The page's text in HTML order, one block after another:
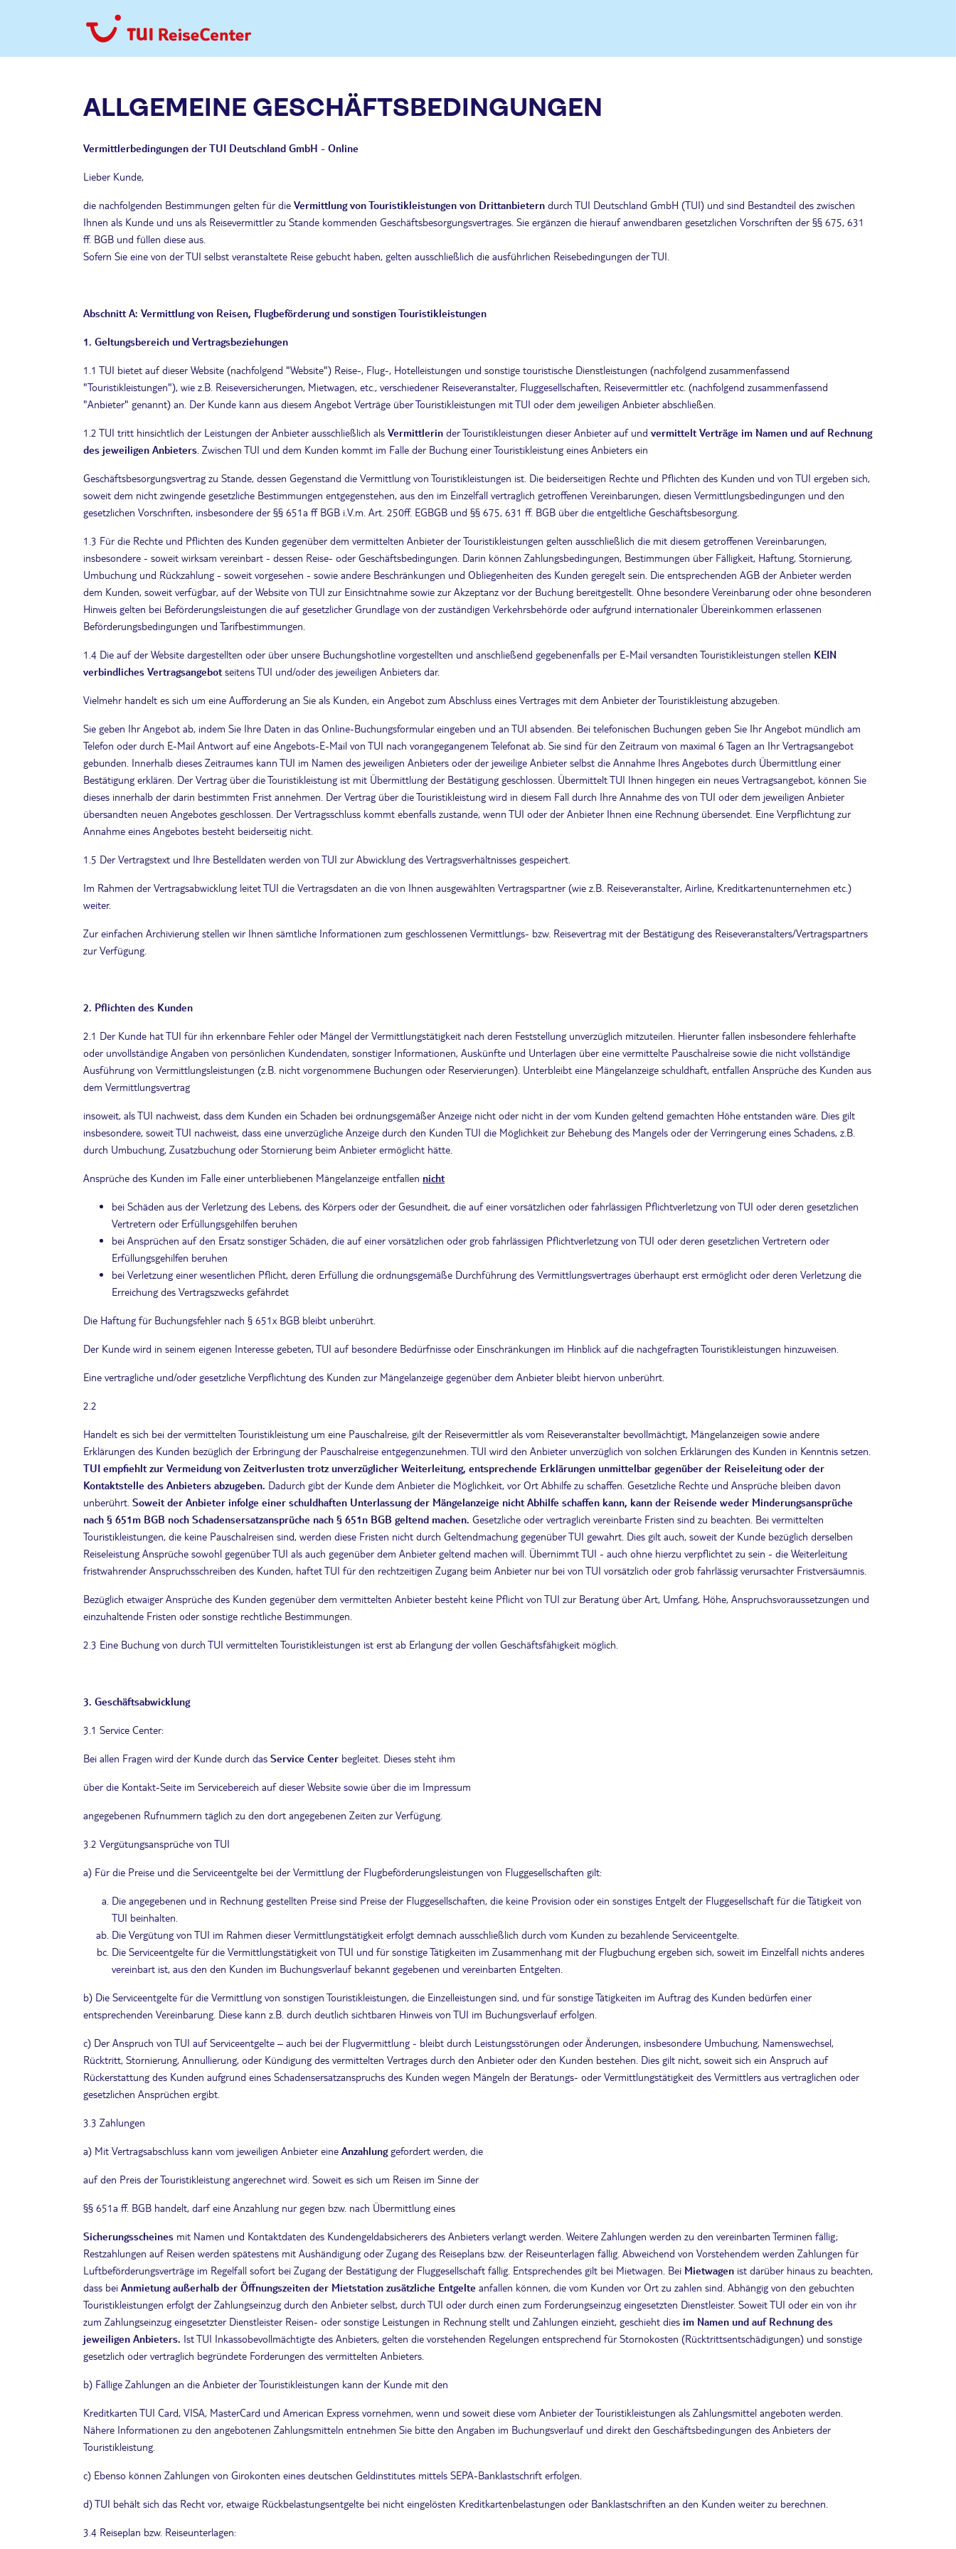
ALLGEMEINE GESCHÄFTSBEDINGUNGEN
Vermittlerbedingungen der TUI Deutschland GmbH - Online
Lieber Kunde,
die nachfolgenden Bestimmungen gelten für die Vermittlung vonTouristikleistungen von Drittanbietern durch TUI Deutschland GmbH (TUI) und sind Bestandteil des zwischen
Ihnen als Kunde und uns als Reisevermittler zu Stande kommenden Geschäftsbesorgungsvertrages. Sie ergänzen die hierauf anwendbaren gesetzlichen Vorschriften der §§ 675, 631
ff. BGB und füllen diese aus.
Sofern Sie eine von der TUI selbst veranstaltete Reise gebucht haben, gelten ausschließlich die ausführlichen Reisebedingungen der TUI.
Abschnitt A: Vermittlung von Reisen, Flugbeförderung und sonstigen Touristikleistungen
1. Geltungsbereich und Vertragsbeziehungen
1.1 TUI bietet auf dieser Website (nachfolgend "Website") Reise-, Flug-, Hotelleistungen und sonstige touristische Dienstleistungen (nachfolgend zusammenfassend
"Touristikleistungen"), wie z.B. Reiseversicherungen, Mietwagen, etc., verschiedener Reiseveranstalter, Fluggesellschaften, Reisevermittler etc. (nachfolgend zusammenfassend
"Anbieter" genannt) an. Der Kunde kann aus diesem Angebot Verträge über Touristikleistungen mit TUI oder dem jeweiligen Anbieter abschließen.
1.2 TUI tritt hinsichtlich der Leistungen der Anbieter ausschließlich als Vermittlerin der Touristikleistungen dieser Anbieter auf und vermittelt Verträge im Namen und auf Rechnung
des jeweiligen Anbieters . Zwischen TUI und dem Kunden kommt im Falle der Buchung einer Touristikleistung eines Anbieters ein
Geschäftsbesorgungsvertrag zu Stande, dessen Gegenstand die Vermittlung von Touristikleistungen ist. Die beiderseitigen Rechte und Pflichten des Kunden und von TUI ergeben sich,
soweit dem nicht zwingende gesetzliche Bestimmungen entgegenstehen, aus den im Einzelfall vertraglich getroffenen Vereinbarungen, diesen Vermittlungsbedingungen und den
gesetzlichen Vorschriften, insbesondere der §§ 651a ff BGB i.V.m. Art. 250ff. EGBGB und §§ 675, 631 ff. BGB über die entgeltliche Geschäftsbesorgung.
1.3 Für die Rechte und Pflichten des Kunden gegenüber dem vermittelten Anbieter der Touristikleistungen gelten ausschließlich die mit diesem getroffenen Vereinbarungen,
insbesondere - soweit wirksam vereinbart - dessen Reise- oder Geschäftsbedingungen. Darin können Zahlungsbedingungen, Bestimmungen über Fälligkeit, Haftung, Stornierung,
Umbuchung und Rückzahlung - soweit vorgesehen - sowie andere Beschränkungen und Obliegenheiten des Kunden geregelt sein. Die entsprechenden AGB der Anbieter werden
dem Kunden, soweit verfügbar, auf der Website von TUI zur Einsichtnahme sowie zur Akzeptanz vor der Buchung bereitgestellt. Ohne besondere Vereinbarung oder ohne besonderen
Hinweis gelten bei Beförderungsleistungen die auf gesetzlicher Grundlage von der zuständigen Verkehrsbehörde oder aufgrund internationaler Übereinkommen erlassenen
Beförderungsbedingungen und Tarifbestimmungen.
1.4 Die auf der Website dargestellten oder über unsere Buchungshotline vorgestellten und anschließend gegebenenfalls per E-Mail versandten Touristikleistungen stellen KEIN
verbindliches Vertragsangebotseitens TUI und/oder des jeweiligen Anbieters dar.
Vielmehr handelt es sich um eine Aufforderung an Sie als Kunden, ein Angebot zum Abschluss eines Vertrages mit dem Anbieter der Touristikleistung abzugeben.
Sie geben Ihr Angebot ab, indem Sie Ihre Daten in das Online-Buchungsformular eingeben und an TUI absenden. Bei telefonischen Buchungen geben Sie Ihr Angebot mündlich am
Telefon oder durch E-Mail Antwort auf eine Angebots-E-Mail von TUI nach vorangegangenem Telefonat ab. Sie sind für den Zeitraum von maximal 6 Tagen an Ihr Vertragsangebot
gebunden. Innerhalb dieses Zeitraumes kann TUI im Namen des jeweiligen Anbieters oder der jeweilige Anbieter selbst die Annahme Ihres Angebotes durch Übermittlung einer
Bestätigung erklären. Der Vertrag über die Touristikleistung ist mit Übermittlung der Bestätigung geschlossen. Übermittelt TUI Ihnen hingegen ein neues Vertragsangebot, können Sie
dieses innerhalb der darin bestimmten Frist annehmen. Der Vertrag über die Touristikleistung wird in diesem Fall durch Ihre Annahme des von TUI oder dem jeweiligen Anbieter
übersandten neuen Angebotes geschlossen. Der Vertragsschluss kommt ebenfalls zustande, wenn TUI oder der Anbieter Ihnen eine Rechnung übersendet. Eine Verpflichtung zur
Annahme eines Angebotes besteht beiderseitig nicht.
1.5 Der Vertragstext und Ihre Bestelldaten werden von TUI zur Abwicklung des Vertragsverhältnisses gespeichert.
Im Rahmen der Vertragsabwicklung leitet TUI die Vertragsdaten an die von Ihnen ausgewählten Vertragspartner (wie z.B. Reiseveranstalter, Airline, Kreditkartenunternehmen etc.)
weiter.
Zur einfachen Archivierung stellen wir Ihnen sämtliche Informationen zum geschlossenen Vermittlungs- bzw. Reisevertrag mit der Bestätigung des Reiseveranstalters/Vertragspartners
zur Verfügung.
2. Pflichten des Kunden
2.1 Der Kunde hat TUI für ihn erkennbare Fehler oder Mängel der Vermittlungstätigkeit nach deren Feststellung unverzüglich mitzuteilen. Hierunter fallen insbesondere fehlerhafte
oder unvollständige Angaben von persönlichen Kundendaten, sonstiger Informationen, Auskünfte und Unterlagen über eine vermittelte Pauschalreise sowie die nicht vollständige
Ausführung von Vermittlungsleistungen (z.B. nicht vorgenommene Buchungen oder Reservierungen). Unterbleibt eine Mängelanzeige schuldhaft, entfallen Ansprüche des Kunden aus
dem Vermittlungsvertrag
insoweit, als TUI nachweist, dass dem Kunden ein Schaden bei ordnungsgemäßer Anzeige nicht oder nicht in der vom Kunden geltend gemachten Höhe entstanden wäre. Dies gilt
insbesondere, soweit TUI nachweist, dass eine unverzügliche Anzeige durch den Kunden TUI die Möglichkeit zur Behebung des Mangels oder der Verringerung eines Schadens, z.B.
durch Umbuchung, Zusatzbuchung oder Stornierung beim Anbieter ermöglicht hätte.
Ansprüche des Kunden im Falle einer unterbliebenen Mängelanzeige entfallen nicht
bei Schäden aus der Verletzung des Lebens, des Körpers oder der Gesundheit, die auf einer vorsätzlichen oder fahrlässigen Pflichtverletzung von TUI oder deren gesetzlichen
Vertretern oder Erfüllungsgehilfen beruhen
bei Ansprüchen auf den Ersatz sonstiger Schäden, die auf einer vorsätzlichen oder grob fahrlässigen Pflichtverletzung von TUI oder deren gesetzlichen Vertretern oder
Erfüllungsgehilfen beruhen
bei Verletzung einer wesentlichen Pflicht, deren Erfüllung die ordnungsgemäße Durchführung des Vermittlungsvertrages überhaupt erst ermöglicht oder deren Verletzung die
Erreichung des Vertragszwecks gefährdet
Die Haftung für Buchungsfehler nach § 651x BGB bleibt unberührt.
Der Kunde wird in seinem eigenen Interesse gebeten, TUI auf besondere Bedürfnisse oder Einschränkungen im Hinblick auf die nachgefragten Touristikleistungen hinzuweisen.
Eine vertragliche und/oder gesetzliche Verpflichtung des Kunden zur Mängelanzeige gegenüber dem Anbieter bleibt hiervon unberührt.
2.2
Handelt es sich bei der vermittelten Touristikleistung um eine Pauschalreise, gilt der Reisevermittler als vom Reiseveranstalter bevollmächtigt, Mängelanzeigen sowie andere
Erklärungen des Kunden bezüglich der Erbringung der Pauschalreise entgegenzunehmen. TUI wird den Anbieter unverzüglich von solchen Erklärungen des Kunden in Kenntnis setzen.
TUI empfiehlt zur Vermeidung von Zeitverlusten trotz unverzüglicher Weiterleitung, entsprechende Erklärungen unmittelbar gegenüber der Reiseleitung oder der
Kontaktstelle des Anbieters abzugeben. Dadurch gibt der Kunde dem Anbieter die Möglichkeit, vor Ort Abhilfe zu schaffen. Gesetzliche Rechte und Ansprüche bleiben davon
unberührt. Soweitder Anbieter infolge einer schuldhaften Unterlassung der Mängelanzeige nicht Abhilfe schaffen kann, kann der Reisende weder Minderungsansprüche
nach § 651m BGB noch Schadensersatzansprüche nach § 651n BGB geltend machen. Gesetzliche oder vertraglich vereinbarte Fristen sind zu beachten. Bei vermittelten
Touristikleistungen, die keine Pauschalreisen sind, werden diese Fristen nicht durch Geltendmachung gegenüber TUI gewahrt. Dies gilt auch, soweit der Kunde bezüglich derselben
Reiseleistung Ansprüche sowohl gegenüber TUI als auch gegenüber dem Anbieter geltend machen will. Übernimmt TUI - auch ohne hierzu verpflichtet zu sein - die Weiterleitung
fristwahrender Anspruchsschreiben des Kunden, haftet TUI für den rechtzeitigen Zugang beim Anbieter nur bei von TUI vorsätzlich oder grob fahrlässig verursachter Fristversäumnis.
Bezüglich etwaiger Ansprüche des Kunden gegenüber dem vermittelten Anbieter besteht keine Pflicht von TUI zur Beratung über Art, Umfang, Höhe, Anspruchsvoraussetzungen und
einzuhaltende Fristen oder sonstige rechtliche Bestimmungen.
2.3 Eine Buchung von durch TUI vermittelten Touristikleistungen ist erst ab Erlangung der vollen Geschäftsfähigkeit möglich.
3. Geschäftsabwicklung
3.1 Service Center:
Bei allen Fragen wird der Kunde durch das Service Center begleitet. Dieses steht ihm
über die Kontakt-Seite im Servicebereich auf dieser Website sowie über die im Impressum
angegebenen Rufnummern täglich zu den dort angegebenen Zeiten zur Verfügung.
3.2 Vergütungsansprüche von TUI
a) Für die Preise und die Serviceentgelte bei der Vermittlung der Flugbeförderungsleistungen von Fluggesellschaften gilt:
Die angegebenen und in Rechnung gestellten Preise sind Preise der Fluggesellschaften, die keine Provision oder ein sonstiges Entgelt der Fluggesellschaft für die Tätigkeit von
TUI beinhalten.
Die Vergütung von TUI im Rahmen dieser Vermittlungstätigkeit erfolgt demnach ausschließlich durch vom Kunden zu bezahlende Serviceentgelte.
Die Serviceentgelte für die Vermittlungstätigkeit von TUI und für sonstige Tätigkeiten im Zusammenhang mit der Flugbuchung ergeben sich, soweit im Einzelfall nichts anderes
vereinbart ist, aus den den Kunden im Buchungsverlauf bekannt gegebenen und vereinbarten Entgelten.
b) Die Serviceentgelte für die Vermittlung von sonstigen Touristikleistungen, die Einzelleistungen sind, und für sonstige Tätigkeiten im Auftrag des Kunden bedürfen einer
entsprechenden Vereinbarung. Diese kann z.B. durch deutlich sichtbaren Hinweis von TUI im Buchungsverlauf erfolgen.
c) Der Anspruch von TUI auf Serviceentgelte – auch bei der Flugvermittlung - bleibt durch Leistungsstörungen oder Änderungen, insbesondere Umbuchung, Namenswechsel,
Rücktritt, Stornierung, Annullierung, oder Kündigung des vermittelten Vertrages durch den Anbieter oder den Kunden bestehen. Dies gilt nicht, soweit sich ein Anspruch auf
Rückerstattung des Kunden aufgrund eines Schadensersatzanspruchs des Kunden wegen Mängeln der Beratungs- oder Vermittlungstätigkeit des Vermittlers aus vertraglichen oder
gesetzlichen Ansprüchen ergibt.
3.3 Zahlungen
a) Mit Vertragsabschluss kann vom jeweiligen Anbieter eine Anzahlunggefordert werden, die
auf den Preis der Touristikleistung angerechnet wird. Soweit es sich um Reisen im Sinne der
§§ 651a ff. BGB handelt, darf eine Anzahlung nur gegen bzw. nach Übermittlung eines
Sicherungsscheines mit Namen und Kontaktdaten des Kundengeldabsicherers des Anbieters verlangt werden. Weitere Zahlungen werden zu den vereinbarten Terminen fällig;
Restzahlungen auf Reisen werden spätestens mit Aushändigung oder Zugang des Reiseplans bzw. der Reiseunterlagen fällig. Abweichend von Vorstehendem werden Zahlungen für
Luftbeförderungsverträge im Regelfall sofort bei Zugang der Bestätigung der Fluggesellschaft fällig. Entsprechendes gilt bei Mietwagen. Bei Mietwagen ist darüber hinaus zu beachten,
dass bei Anmietung außerhalb der Öffnungszeiten der Mietstation zusätzliche Entgelte anfallen können, die vom Kunden vor Ort zu zahlen sind. Abhängig von den gebuchten
Touristikleistungen erfolgt der Zahlungseinzug durch den Anbieter selbst, durch TUI oder durch einen zum Forderungseinzug eingesetzten Dienstleister. Soweit TUI oder ein von ihr
zum Zahlungseinzug eingesetzter Dienstleister Reisen- oder sonstige Leistungen in Rechnung stellt und Zahlungen einzieht, geschieht dies im Namen und auf Rechnung des
jeweiligen Anbieters. Ist TUI Inkassobevollmächtigte des Anbieters, gelten die vorstehenden Regelungen entsprechend für Stornokosten (Rücktrittsentschädigungen) und sonstige
gesetzlich oder vertraglich begründete Forderungen des vermittelten Anbieters.
b) Fällige Zahlungen an die Anbieter der Touristikleistungen kann der Kunde mit den
Kreditkarten TUI Card, VISA, MasterCard und American Express vornehmen, wenn und soweit diese vom Anbieter der Touristikleistungen als Zahlungsmittel angeboten werden.
Nähere Informationen zu den angebotenen Zahlungsmitteln entnehmen Sie bitte den Angaben im Buchungsverlauf und direkt den Geschäftsbedingungen des Anbieters der
Touristikleistung.
c) Ebenso können Zahlungen von Girokonten eines deutschen Geldinstitutes mittels SEPA-Banklastschrift erfolgen.
d) TUI behält sich das Recht vor, etwaige Rückbelastungsentgelte bei nicht eingelösten Kreditkartenbelastungen oder Banklastschriften an den Kunden weiter zu berechnen.
3.4 Reiseplan bzw. Reiseunterlagen: